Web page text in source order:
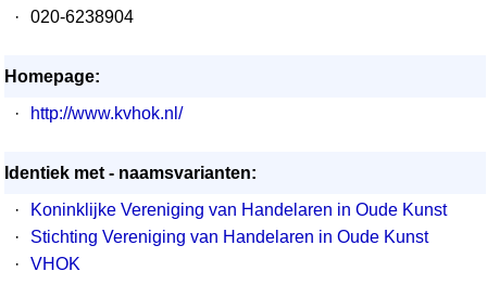
·
020-6238904
Homepage:
·
http://www.kvhok.nl/
Identiek met - naamsvarianten:
·
Koninklijke Vereniging van Handelaren in Oude Kunst
·
Stichting Vereniging van Handelaren in Oude Kunst
·
VHOK